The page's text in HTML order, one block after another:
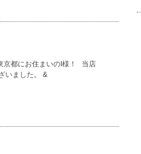
京都にお住まいのI様！ 当店
いました。 &